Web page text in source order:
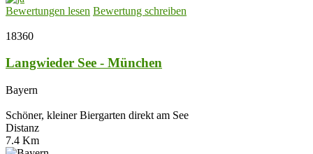
Bewertungen lesen Bewertung schreiben
18360
Langwieder See - München
Bayern
Schöner, kleiner Biergarten direkt am See
Distanz
7.4 Km